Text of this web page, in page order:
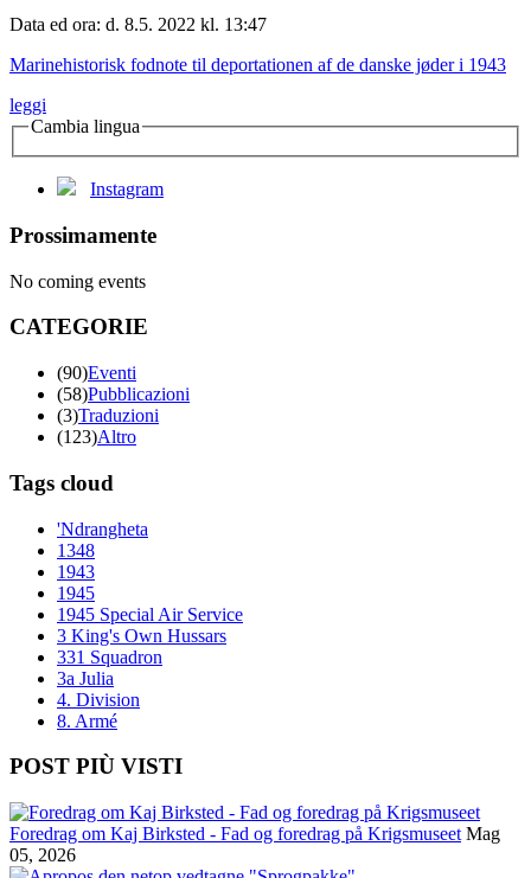
Data ed ora: d. 8.5. 2022 kl. 13:47
Marinehistorisk fodnote til deportationen af de danske jøder i 1943
leggi
Cambia lingua
Instagram
Prossimamente
No coming events
CATEGORIE
(90)Eventi
(58)Pubblicazioni
(3)Traduzioni
(123)Altro
Tags cloud
'Ndrangheta
1348
1943
1945
1945 Special Air Service
3 King's Own Hussars
331 Squadron
3a Julia
4. Division
8. Armé
POST PIÙ VISTI
Foredrag om Kaj Birksted - Fad og foredrag på Krigsmuseet Mag
05, 2026